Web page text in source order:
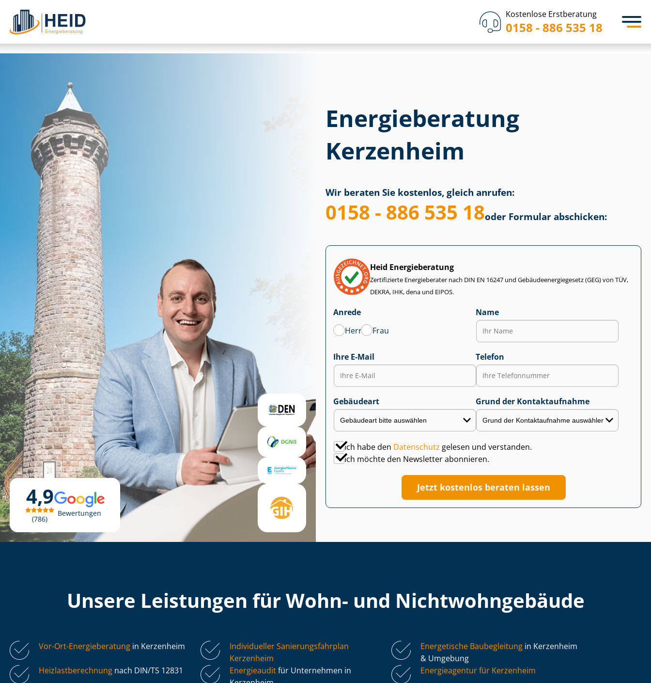
Kostenlose Erstberatung
0158 - 886 535 18
4,9
786
Bewertungen
Energieberatung
Kerzenheim
Wir beraten Sie kostenlos, gleich anrufen:
0158 - 886 535 18oder Formular abschicken:
Heid Energieberatung
Zertifizierte Energieberater nach DIN EN 16247 und Ge­bäu­de­en­er­gie­ge­setz (GEG) von TÜV,
DEKRA, IHK, dena und EIPOS.
Anrede
Herr
Frau
Name
Ihre E-Mail Telefon
Gebäudeart Grund der Kontaktaufnahme
Ich habe den Datenschutz gelesen und verstanden.
Ich möchte den Newsletter abonnieren.
Jetzt kostenlos beraten lassen
Unsere Leistungen für Wohn- und Nicht­wohn­ge­bäu­de
Vor-Ort-Energieberatung in Kerzenheim
Individueller Sa­nie­rungs­fahr­plan
Kerzenheim
Energetische Baubegleitung in Kerzenheim
& Umgebung
Heiz­last­be­rech­nung nach DIN/TS 12831 Energieauditfür Unternehmen in
Energieagentur für Kerzenheim